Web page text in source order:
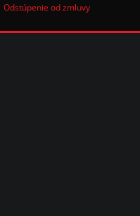
Odstúpenie od zmluvy